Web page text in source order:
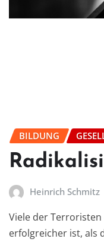
BILDUNG
Heinrich Schmitz
Viele der
erfolgreicher ist, als